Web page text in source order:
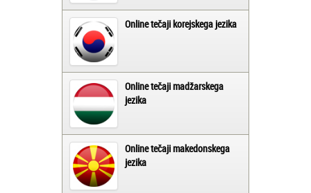
Online tečaji korejskega jezika
Online tečaji madžarskega
jezika
Online tečaji makedonskega
jezika